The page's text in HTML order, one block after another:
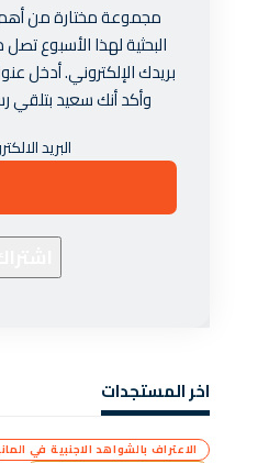
مجموعة مختارة من أهم
البحثية لهذا الأسبوع
بريدك الإلكتروني. أدخل
وأكد أنك سعيد بتلقي
البريد
اخر المستجدات
الاعتراف بالشواهد الاجنبية في